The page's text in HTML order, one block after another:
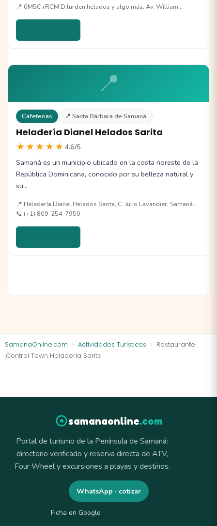
📍 6M5C+RCM D,lurden helados y algo más, Av. William…
📍
Cafeterias 📍 Santa Bárbara de Samaná
Heladería Dianel Helados Sarita
★★★★★ 4.6/5
Samaná es un municipio ubicado en la costa noreste de la
República Dominicana, conocido por su belleza natural y
su…
📍 Heladería Dianel Helados Sarita, C. Julio Lavandier, Samaná…
📞 (+1) 809-254-7950
SamanaOnline.com Actividades Turísticas
Restaurante
,Central Town Heladería Sarita
samanaonline.com
Portal de turismo de la Península de Samaná:
directorio verificado y reserva directa de ATV,
Four Wheel y excursiones a playas y destinos.
WhatsApp · cotizar
Ficha en Google